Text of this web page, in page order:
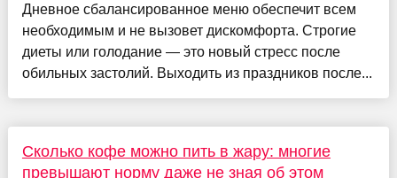
Дневное сбалансированное меню обеспечит всем
необходимым и не вызовет дискомфорта. Строгие
диеты или голодание — это новый стресс после
обильных застолий. Выходить из праздников после...
Сколько кофе можно пить в жару: многие
превышают норму даже не зная об этом